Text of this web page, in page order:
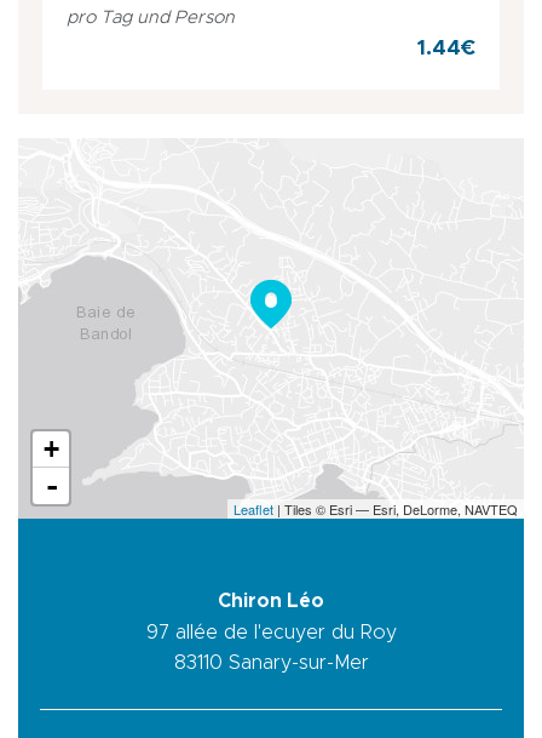
pro Tag und Person
1.44€
+
-
Leaflet | Tiles © Esri — Esri, DeLorme, NAVTEQ
Chiron Léo
97 allée de l'ecuyer du Roy
83110 Sanary-sur-Mer